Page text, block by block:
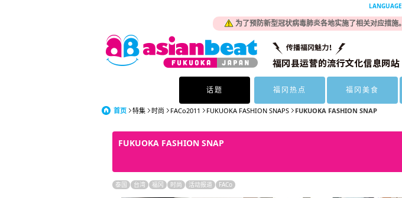
为了预防新型冠状病毒肺炎各地实施了相关对应措施
LANGUAGE
话题 福冈热点 福冈美食
首页 特集 时尚 FACo2011 FUKUOKA FASHION SNAPS FUKUOKA FASHION SNAP
FUKUOKA FASHION SNAP
泰国 台湾 福冈 时尚 活动报道 FACo